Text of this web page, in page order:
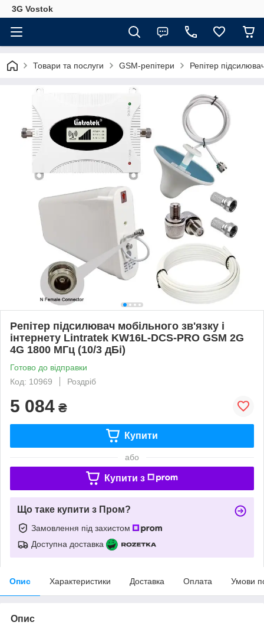
3G Vostok
Товари та послуги GSM-репітери Репітер
Репітер підсилювач мобільного зв'язку і
інтернету Lintratek KW16L-DCS-PRO GSM 2G
4G 1800 МГц (10/3 дБі)
Готово до відправки
Код: 10969
Роздріб
5 084 ₴
Купити
або
Купити з
Що таке купити з Пром?
Замовлення під захистом
Доступна доставка
Опис Характеристики Доставка Оплата Умови
Опис